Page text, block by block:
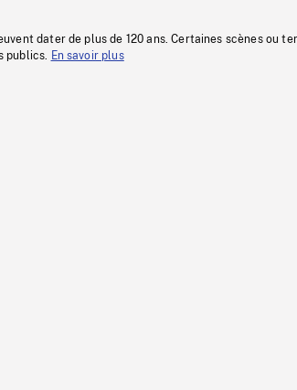
dater de plus de 120 ans. Certaines scènes ou
publics.
En savoir plus